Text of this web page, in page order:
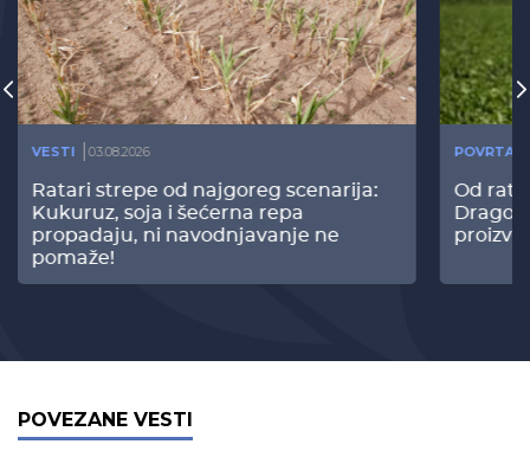
VESTI 03.08.2026
Ratari strepe od najgoreg scenarija:
Kukuruz, soja i šećerna repa
propadaju, ni navodnjavanje ne
pomaže!
Od
POVEZANE VESTI